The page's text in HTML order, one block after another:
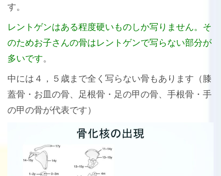
す。
レントゲンはある程度硬いものしか写りません。そ
のためお子さんの骨はレントゲンで写らない部分が
多いです。
中には４，５歳まで全く写らない骨もあります（膝
蓋骨・お皿の骨、足根骨・足の甲の骨、手根骨・手
の甲の骨が代表です）